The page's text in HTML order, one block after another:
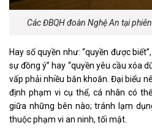
Các ĐBQH đoàn Nghệ An tại
Hay số quyền như: “quyền được
sự đồng ý” hay “quyền yêu cầu xóa
vấp phải nhiều băn khoăn. Đại biểu
định phạm vi cụ thể, cá nhân có
giữa những bên nào; tránh lạm
thuộc phạm vi an ninh, tối mật.